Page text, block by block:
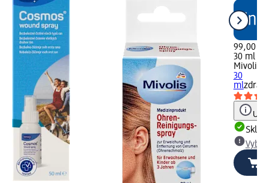
99,00 Kč
30 ml
Mivolis
30
ml